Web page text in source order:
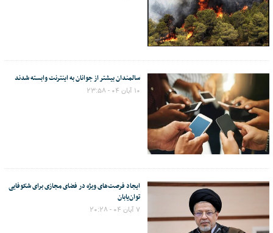
سالمندان بیشتر از جوانان به اینترنت وابسته شدند
۱۰ آبان ۰۴ - ۲۳:۵۸
ایجاد فرصت‌های ویژه در فضای مجازی برای شکوفایی
توان‌یابان
۷ آبان ۰۴ - ۲۰:۲۸